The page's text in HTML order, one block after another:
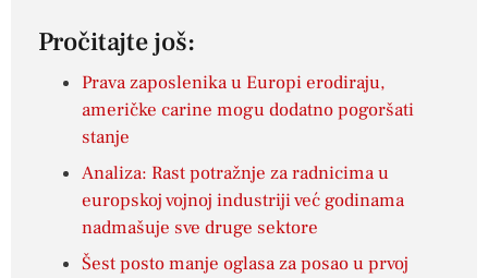
Pročitajte još:
Prava zaposlenika u Europi erodiraju,
američke carine mogu dodatno pogoršati
stanje
Analiza: Rast potražnje za radnicima u
europskoj vojnoj industriji već godinama
nadmašuje sve druge sektore
Šest posto manje oglasa za posao u prvoj